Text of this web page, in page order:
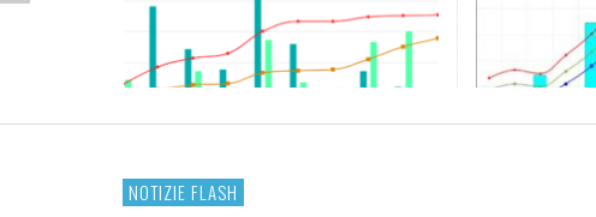
2023
NOTIZIE FLASH